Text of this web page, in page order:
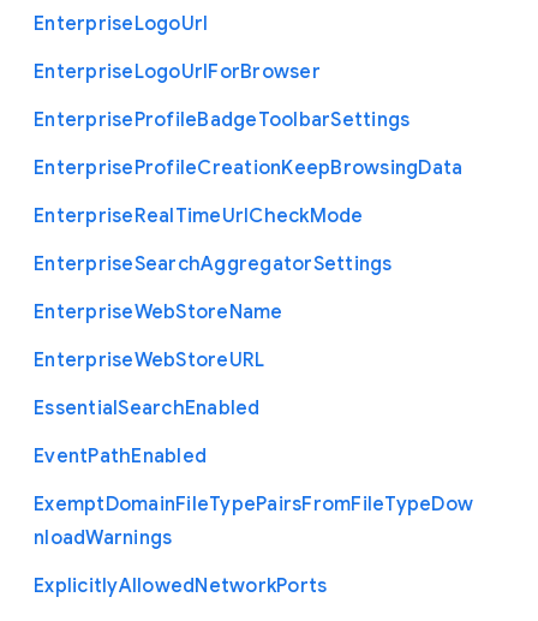
EnterpriseLogoUrl
EnterpriseLogoUrlForBrowser
EnterpriseProfileBadgeToolbarSettings
EnterpriseProfileCreationKeepBrowsingData
EnterpriseRealTimeUrlCheckMode
EnterpriseSearchAggregatorSettings
EnterpriseWebStoreName
EnterpriseWebStoreURL
EssentialSearchEnabled
EventPathEnabled
ExemptDomainFileTypePairsFromFileTypeDow
nloadWarnings
ExplicitlyAllowedNetworkPorts